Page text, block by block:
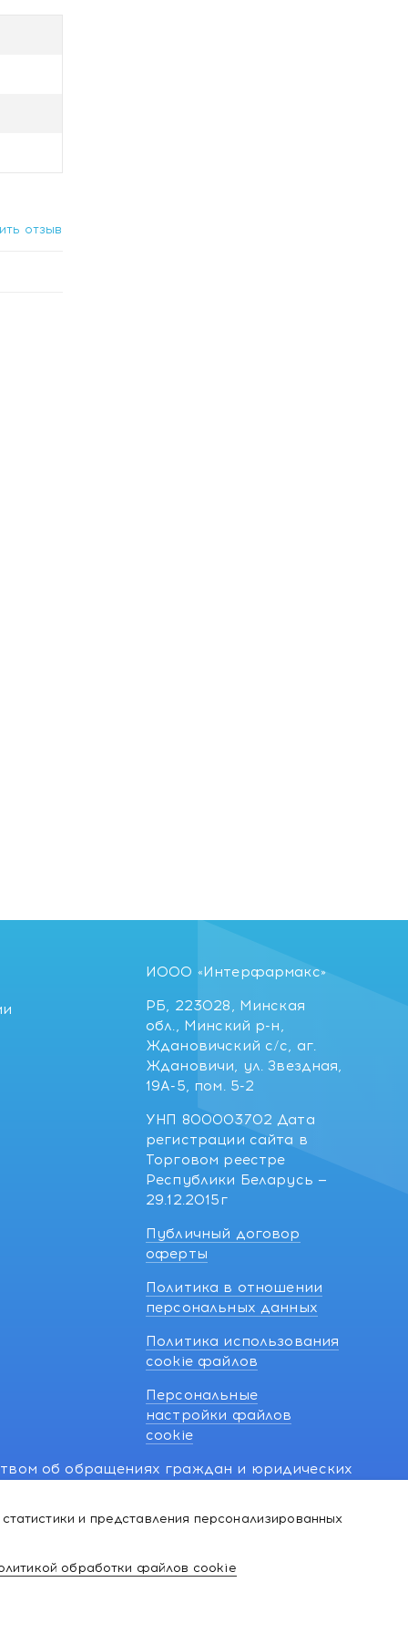
отзыв
и представления персонализированных
обработки файлов cookie
ИООО «Интерфармакс»
РБ, 223028, Минская
обл., Минский р-н,
Ждановичский с/с, аг.
Ждановичи, ул. Звездная,
19А-5, пом. 5-2
УНП 800003702 Дата
регистрации сайта в
Торговом реестре
Республики Беларусь —
29.12.2015г
Публичный договор
оферты
Политика в отношении
персональных данных
Политика использования
cookie файлов
Персональные
настройки файлов
cookie
об обращениях граждан и юридических
о нарушении их прав, предусмотренных